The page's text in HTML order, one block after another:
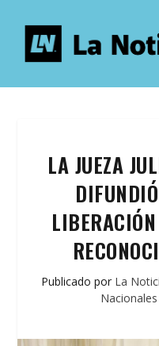
LA JUEZA
Publicado por La
Nacionales